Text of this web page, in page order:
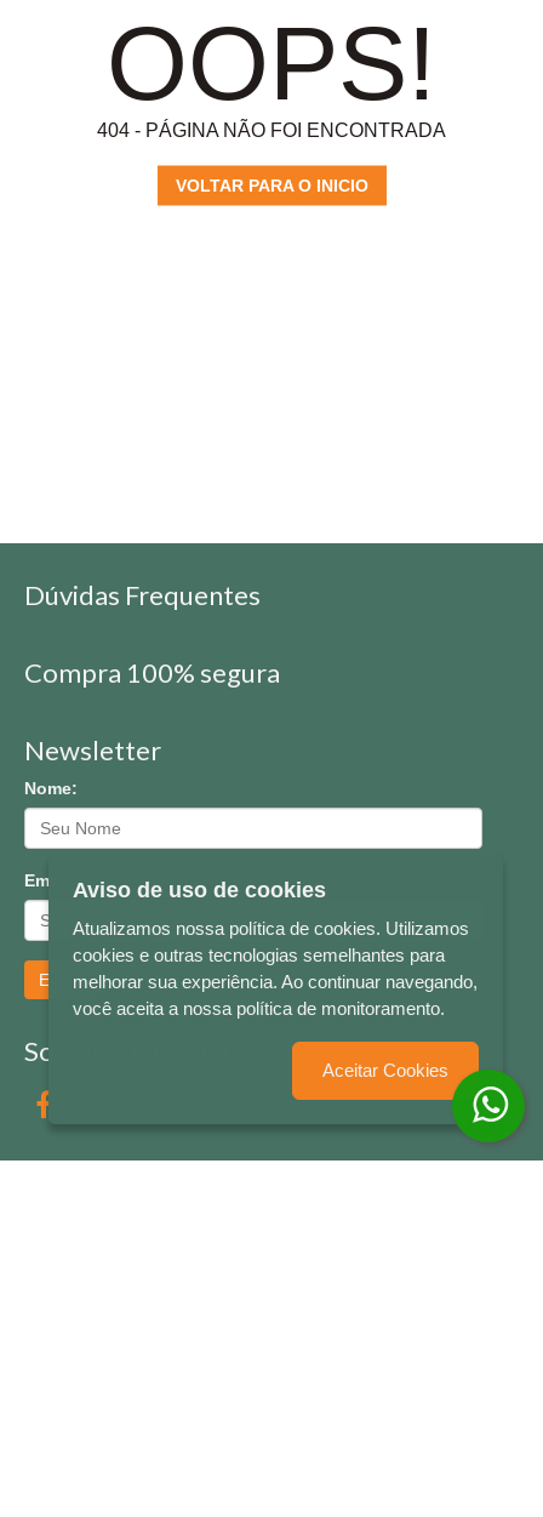
OOPS!
404 - PÁGINA NÃO FOI ENCONTRADA
VOLTAR PARA O INICIO
Dúvidas Frequentes
Compra 100% segura
Newsletter
Nome:
Email:
Enviar
Socialize conosco
Aviso de uso de cookies
Atualizamos nossa política de cookies. Utilizamos
cookies e outras tecnologias semelhantes para
melhorar sua experiência. Ao continuar navegando,
você aceita a nossa política de monitoramento.
Aceitar Cookies